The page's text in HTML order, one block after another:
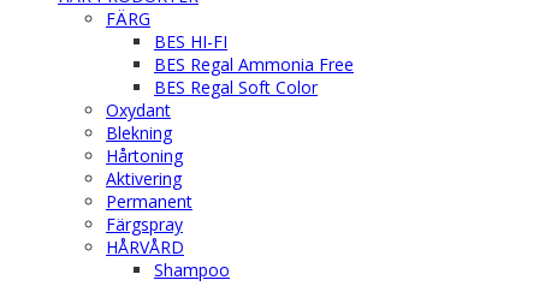
FÄRG
BES HI-FI
BES Regal Ammonia Free
BES Regal Soft Color
Oxydant
Blekning
Hårtoning
Aktivering
Permanent
Färgspray
HÅRVÅRD
Shampoo